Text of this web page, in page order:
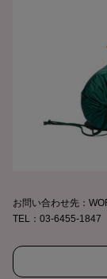
お問い合わせ先：
TEL：03-6455-1847